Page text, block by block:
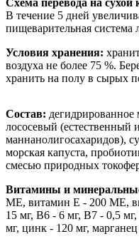
В течение 5 дней
пищеварительная
Условия хранения:
воздуха не более 75 %.
хранить на полу в сырых
Состав:
лососевый
маннанолигосахаридов),
морская капуста,
смесью природных
Витамины и
МЕ, витамин Е - 200 МЕ,
15 мг, В6 - 6 мг, В7 - 0,5
мг, цинк - 120 мг,